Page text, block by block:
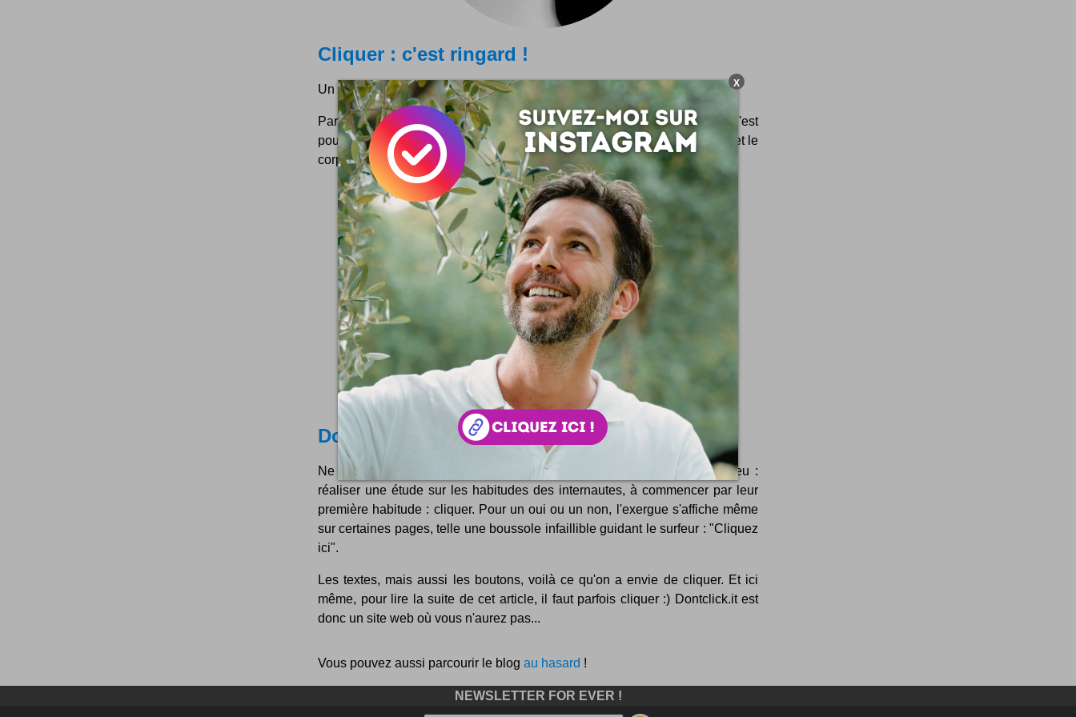
Cliquer : c'est ringard !
Un bien joli site où naviguer avec la voix et avec des gestes !
Parce que comme je vous l'ai déjà noté : c'est vraiment 90's de cliquer ! C'est
pourquoi le camarade Andreas Lutz propose une alternative avec la voix et le
corps. Vous aurez donc besoin d'un micro, d'une...
Don't click it !
Ne cliquez pas. Voilà le titre de ce site web www.dontclick.it But du jeu :
réaliser une étude sur les habitudes des internautes, à commencer par leur
première habitude : cliquer. Pour un oui ou un non, l'exergue s'affiche même
sur certaines pages, telle une boussole infaillible guidant le surfeur : "Cliquez
ici".
Les textes, mais aussi les boutons, voilà ce qu'on a envie de cliquer. Et ici
même, pour lire la suite de cet article, il faut parfois cliquer :) Dontclick.it est
donc un site web où vous n'aurez pas...
Vous pouvez aussi parcourir le blog au hasard !
NEWSLETTER FOR EVER !
X